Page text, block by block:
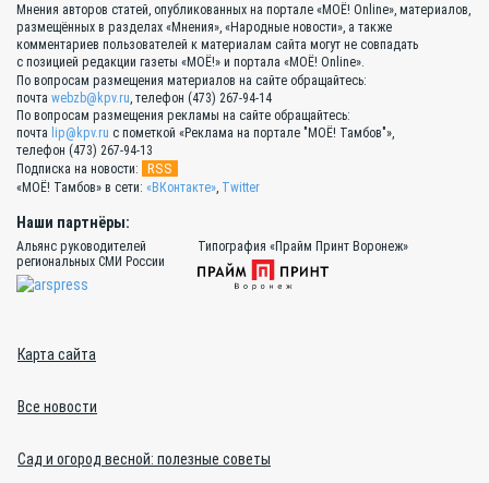
Мнения авторов статей, опубликованных на портале «МОЁ! Online», материалов,
размещённых в разделах «Мнения», «Народные новости», а также
комментариев пользователей к материалам сайта могут не совпадать
с позицией редакции газеты «МОЁ!» и портала «МОЁ! Online».
По вопросам размещения материалов на сайте обращайтесь:
почта webzb@kpv.ru, телефон (473) 267-94-14
По вопросам размещения рекламы на сайте обращайтесь:
почта lip@kpv.ru с пометкой «Реклама на портале "МОЁ! Тамбов"»,
телефон (473) 267-94-13
Подписка на новости:
RSS
«МОЁ! Тамбов» в сети: «ВКонтакте», Twitter
Наши партнёры:
Альянс руководителей
региональных СМИ России
Типография «Прайм Принт Воронеж»
Карта сайта
Все новости
Сад и огород весной: полезные советы